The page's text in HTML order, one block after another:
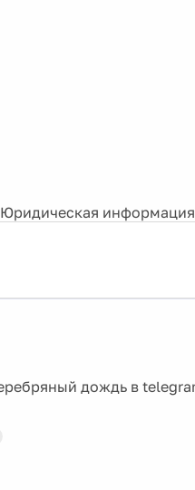
Юридическая информация